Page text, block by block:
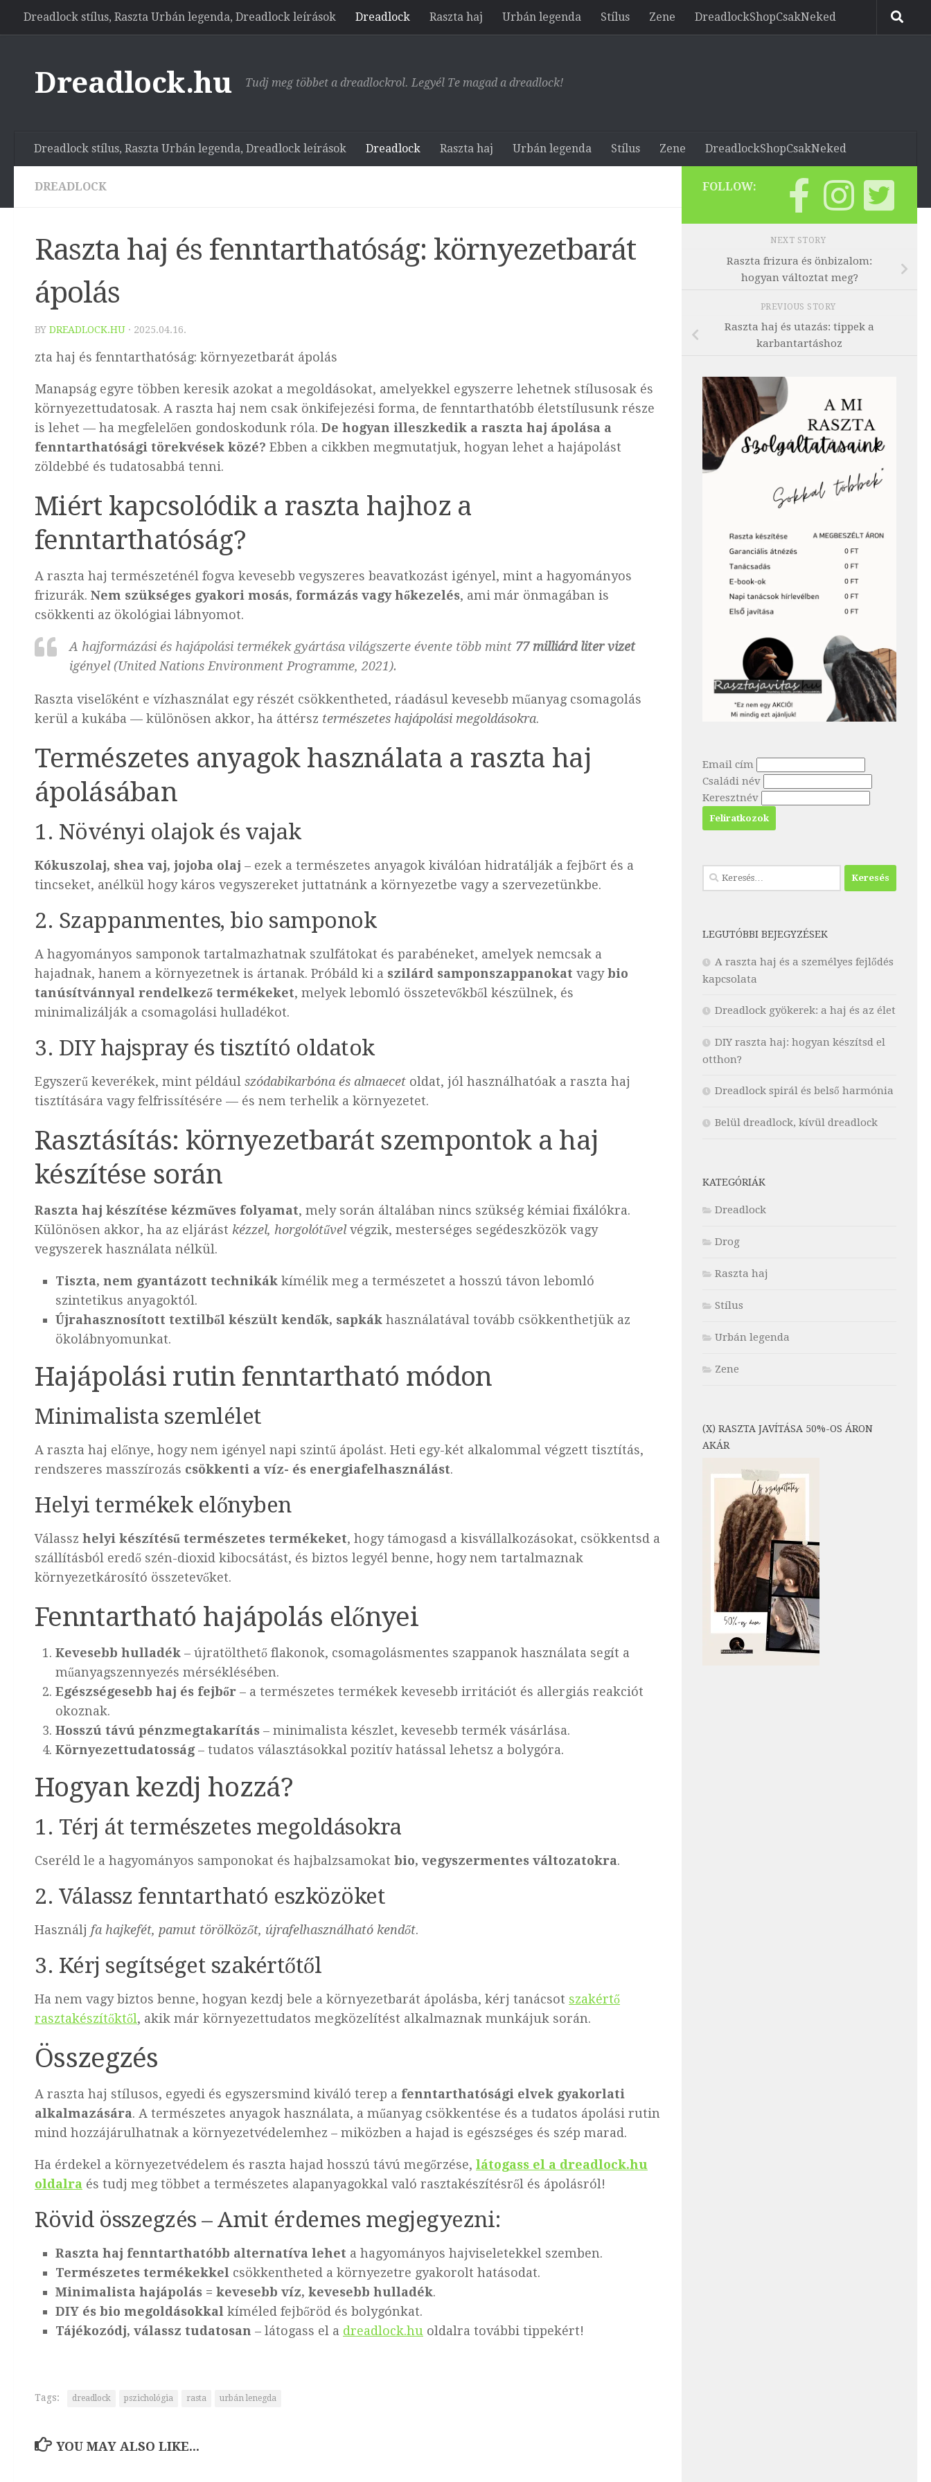
Skip to content
Dreadlock stílus, Raszta Urbán legenda, Dreadlock leírások Dreadlock Raszta haj Urbán legenda Stílus Zene DreadlockShopCsakNeked
Dreadlock.hu Tudj meg többet a dreadlockrol. Legyél Te magad a dreadlock!
Dreadlock stílus, Raszta Urbán legenda, Dreadlock leírások Dreadlock Raszta haj Urbán legenda Stílus Zene DreadlockShopCsakNeked
DREADLOCK
Raszta haj és fenntarthatóság: környezetbarát
ápolás
BY DREADLOCK.HU · 2025.04.16.
zta haj és fenntarthatóság: környezetbarát ápolás
Manapság egyre többen keresik azokat a megoldásokat, amelyekkel egyszerre lehetnek stílusosak és
környezettudatosak. A raszta haj nem csak önkifejezési forma, de fenntarthatóbb életstílusunk része
is lehet — ha megfelelően gondoskodunk róla. De hogyan illeszkedik a raszta haj ápolása a
fenntarthatósági törekvések közé? Ebben a cikkben megmutatjuk, hogyan lehet a hajápolást
zöldebbé és tudatosabbá tenni.
Miért kapcsolódik a raszta hajhoz a
fenntarthatóság?
A raszta haj természeténél fogva kevesebb vegyszeres beavatkozást igényel, mint a hagyományos
frizurák. Nem szükséges gyakori mosás, formázás vagy hőkezelés, ami már önmagában is
csökkenti az ökológiai lábnyomot.
A hajformázási és hajápolási termékek gyártása világszerte évente több mint 77 milliárd liter vizet
igényel (United Nations Environment Programme, 2021).
Raszta viselőként e vízhasználat egy részét csökkentheted, ráadásul kevesebb műanyag csomagolás
kerül a kukába — különösen akkor, ha áttérsz természetes hajápolási megoldásokra.
Természetes anyagok használata a raszta haj
ápolásában
1. Növényi olajok és vajak
Kókuszolaj, shea vaj, jojoba olaj – ezek a természetes anyagok kiválóan hidratálják a fejbőrt és a
tincseket, anélkül hogy káros vegyszereket juttatnánk a környezetbe vagy a szervezetünkbe.
2. Szappanmentes, bio samponok
A hagyományos samponok tartalmazhatnak szulfátokat és parabéneket, amelyek nemcsak a
hajadnak, hanem a környezetnek is ártanak. Próbáld ki a szilárd samponszappanokat vagybio
tanúsítvánnyal rendelkező termékeket, melyek lebomló összetevőkből készülnek, és
minimalizálják a csomagolási hulladékot.
3. DIY hajspray és tisztító oldatok
Egyszerű keverékek, mint például szódabikarbóna és almaecet oldat, jól használhatóak a raszta haj
tisztítására vagy felfrissítésére — és nem terhelik a környezetet.
Rasztásítás: környezetbarát szempontok a haj
készítése során
Raszta haj készítése kézműves folyamat, mely során általában nincs szükség kémiai fixálókra.
Különösen akkor, ha az eljárást kézzel, horgolótűvelvégzik, mesterséges segédeszközök vagy
vegyszerek használata nélkül.
Tiszta, nem gyantázott technikák kímélik meg a természetet a hosszú távon lebomló
szintetikus anyagoktól.
Újrahasznosított textilből készült kendők, sapkák használatával tovább csökkenthetjük az
ökolábnyomunkat.
Hajápolási rutin fenntartható módon
Minimalista szemlélet
A raszta haj előnye, hogy nem igényel napi szintű ápolást. Heti egy-két alkalommal végzett tisztítás,
rendszeres masszírozás csökkenti a víz- és energiafelhasználást.
Helyi termékek előnyben
Válassz helyi készítésű természetes termékeket, hogy támogasd a kisvállalkozásokat, csökkentsd a
szállításból eredő szén-dioxid kibocsátást, és biztos legyél benne, hogy nem tartalmaznak
környezetkárosító összetevőket.
Fenntartható hajápolás előnyei
Kevesebb hulladék – újratölthető flakonok, csomagolásmentes szappanok használata segít a
műanyagszennyezés mérséklésében.
Egészségesebb haj és fejbőr – a természetes termékek kevesebb irritációt és allergiás reakciót
okoznak.
Hosszú távú pénzmegtakarítás – minimalista készlet, kevesebb termék vásárlása.
Környezettudatosság– tudatos választásokkal pozitív hatással lehetsz a bolygóra.
Hogyan kezdj hozzá?
1. Térj át természetes megoldásokra
Cseréld le a hagyományos samponokat és hajbalzsamokat bio, vegyszermentes változatokra.
2. Válassz fenntartható eszközöket
Használj fa hajkefét, pamut törölközőt, újrafelhasználható kendőt.
3. Kérj segítséget szakértőtől
Ha nem vagy biztos benne, hogyan kezdj bele a környezetbarát ápolásba, kérj tanácsot szakértő
rasztakészítőktől, akik már környezettudatos megközelítést alkalmaznak munkájuk során.
Összegzés
A raszta haj stílusos, egyedi és egyszersmind kiváló terep a fenntarthatósági elvek gyakorlati
alkalmazására. A természetes anyagok használata, a műanyag csökkentése és a tudatos ápolási rutin
mind hozzájárulhatnak a környezetvédelemhez – miközben a hajad is egészséges és szép marad.
Ha érdekel a környezetvédelem és raszta hajad hosszú távú megőrzése, látogass el a dreadlock.hu
oldalra és tudj meg többet a természetes alapanyagokkal való rasztakészítésről és ápolásról!
Rövid összegzés – Amit érdemes megjegyezni:
Raszta haj fenntarthatóbb alternatíva lehet a hagyományos hajviseletekkel szemben.
Természetes termékekkel csökkentheted a környezetre gyakorolt hatásodat.
Minimalista hajápolás = kevesebb víz, kevesebb hulladék.
DIY és bio megoldásokkal kíméled fejbőröd és bolygónkat.
Tájékozódj, válassz tudatosan – látogass el a dreadlock.hu oldalra további tippekért!
Tags: dreadlock pszichológia rasta urbán lenegda
YOU MAY ALSO LIKE...
FOLLOW:
NEXT STORY
Raszta frizura és önbizalom:
hogyan változtat meg?
PREVIOUS STORY
Raszta haj és utazás: tippek a
karbantartáshoz
Email cím
Családi név
Keresztnév
LEGUTÓBBI BEJEGYZÉSEK
A raszta haj és a személyes fejlődés
kapcsolata
Dreadlock gyökerek: a haj és az élet
DIY raszta haj: hogyan készítsd el
otthon?
Dreadlock spirál és belső harmónia
Belül dreadlock, kívül dreadlock
KATEGÓRIÁK
Dreadlock
Drog
Raszta haj
Stílus
Urbán legenda
Zene
(X) RASZTA JAVÍTÁSA 50%-OS ÁRON
AKÁR